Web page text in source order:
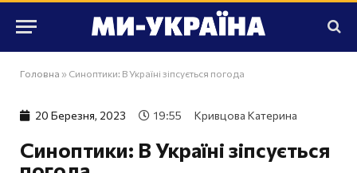
Головна » Синоптики: В Україні зіпсується погода
20 Березня, 2023 19:55 Кривцова Катерина
Синоптики: В Україні зіпсується